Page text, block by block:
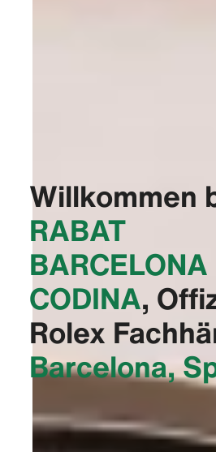
Willkommen
‭RABAT
CODINA‬,
Rolex
Barcelona,